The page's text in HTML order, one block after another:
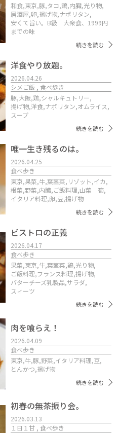
和食,東京,豚,タコ,鶏,内臓,光り物,
居酒屋,卵,揚げ物,ナポリタン,
安くて旨い。B級 大衆食、1999円
までの味
続きを読む
洋食やり放題。
2026.04.26
シメご飯 , 食べ歩き
豚,大阪,鶏,シャルキュトリー,
揚げ物,洋食,ナポリタン,オムライス,
スープ
続きを読む
唯一生き残るのは。
2026.04.25
食べ歩き
東京,果菜,牛,葉茎菜, リゾット,イカ,
根菜,野菜,内臓,ご飯料理,山菜 筍,
イタリア料理,卵,豆,揚げ物
続きを読む
ビストロの正義
2026.04.17
食べ歩き
果菜,東京,牛,葉茎菜,鶏,光り物,
ご飯料理,フランス料理,揚げ物,
バターチーズ乳製品,サラダ,
スィーツ
続きを読む
肉を喰らえ！
2026.04.09
食べ歩き
東京,牛,豚,野菜,イタリア料理,豆,
とんかつ,揚げ物
続きを読む
初春の無茶振り会。
2026.03.13
１日１甘 , 食べ歩き